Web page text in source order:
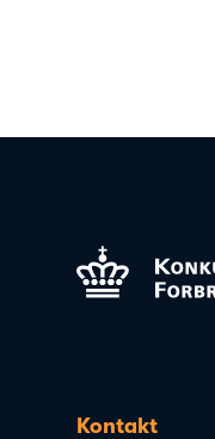
Kontakt